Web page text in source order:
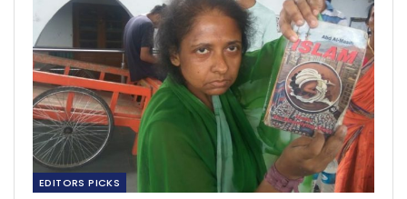
EDITORS PICKS